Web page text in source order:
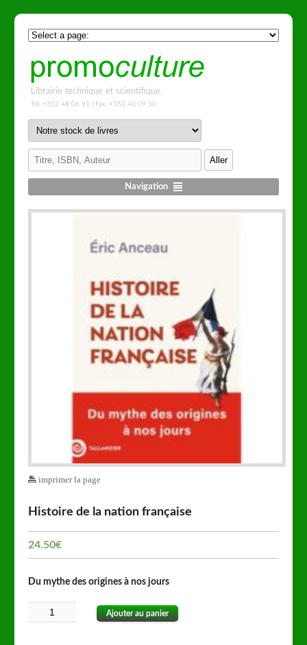
Librairie technique et scientifique.
Tel. +352 48 06 91 | Fax. +352 40 09 50
Navigation
imprimer la page
Histoire de la nation française
24.50€
Du mythe des origines à nos jours
Ajouter au panier